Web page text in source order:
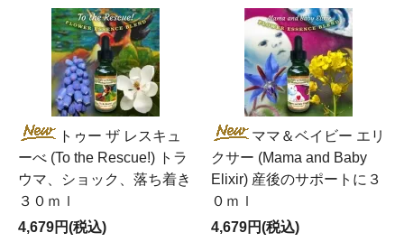
トゥー ザ レスキュ
ーべ (To the Rescue!) トラ
ウマ、ショック、落ち着き
３０ｍｌ
4,679円(税込)
ママ＆ベイビー エリ
クサー (Mama and Baby
Elixir) 産後のサポートに３
０ｍｌ
4,679円(税込)